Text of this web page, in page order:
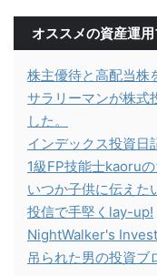
オススメの資産運
株主優待と高配当株
サラリーマンが株式
した。
インデックス投資日
1級FP技能士kaoru
いつか子供に伝えた
投信で手堅くlay-up!
NightWalker's
吊られた男の投資ブ